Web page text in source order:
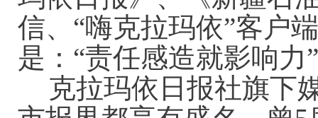
信、“嗨克拉玛依”客户
是：“责任感造就影响力
克拉玛依日报社旗下